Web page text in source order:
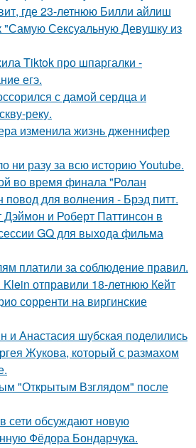
где 23-летнюю Билли айлиш
"Самую Сексуальную Девушку из
Tiktok про шпаргалки -
егэ.
с дамой сердца и
реку.
изменила жизнь дженнифер
ни разу за всю историю Youtube.
во время финала "Ролан
для волнения - Брэд питт.
и Роберт Паттинсон в
GQ для выхода фильма
платили за соблюдение правил.
отправили 18-летнюю Кейт
сорренти на виргинские
и Анастасия шубская поделились
Жукова, который с размахом
"Открытым Взглядом" после
сети обсуждают новую
Фёдора Бондарчука.